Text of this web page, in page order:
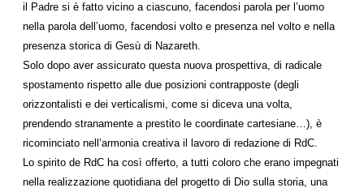
il Padre si è fatto vicino a ciascuno, facendosi parola per l’uomo
nella parola dell’uomo, facendosi volto e presenza nel volto e nella
presenza storica di Gesù di Nazareth.
Solo dopo aver assicurato questa nuova prospettiva, di radicale
spostamento rispetto alle due posizioni contrapposte (degli
orizzontalisti e dei verticalismi, come si diceva una volta,
prendendo stranamente a prestito le coordinate cartesiane…), è
ricominciato nell’armonia creativa il lavoro di redazione di RdC.
Lo spirito de RdC ha così offerto, a tutti coloro che erano impegnati
nella realizzazione quotidiana del progetto di Dio sulla storia, una